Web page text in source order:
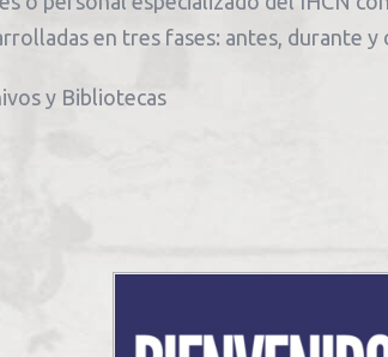
en tres fases: antes, durante
y Bibliotecas